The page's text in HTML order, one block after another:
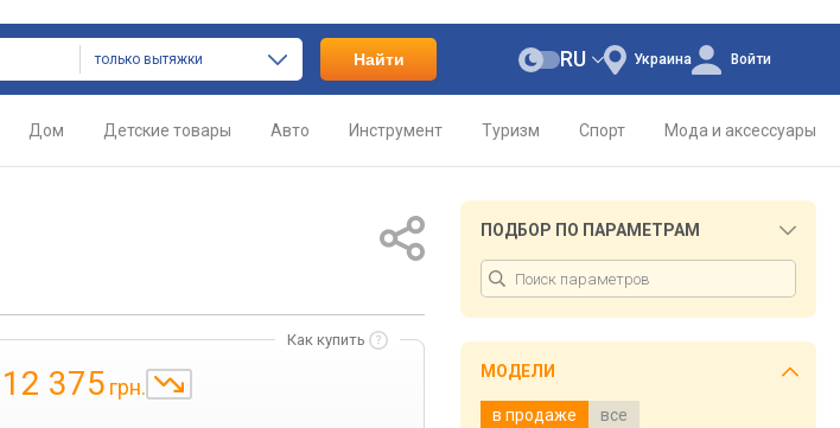
только вытяжки Найти Украина
RU Войти
Дом Детские товары Авто Инструмент Туризм Спорт Мода и аксессуары
Как купить
12 375 грн.
ПОДБОР ПО ПАРАМЕТРАМ
МОДЕЛИ
в продаже все